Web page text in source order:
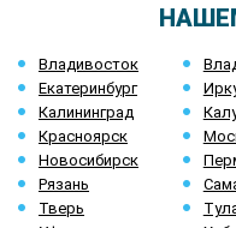
Владивосток
Екатеринбург
Калининград
Красноярск
Новосибирск
Рязань
Тверь